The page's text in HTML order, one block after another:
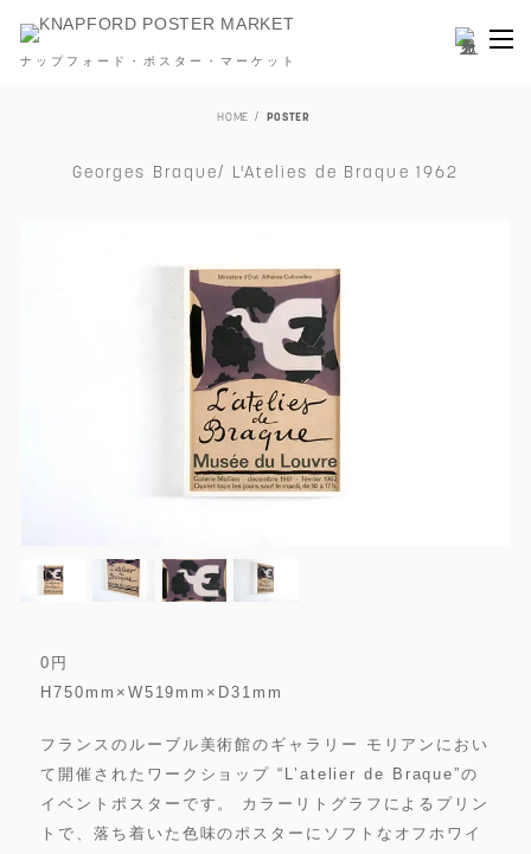
ナップフォード・ポスター・マーケット
HOME POSTER
Georges Braque/ L'Atelies de Braque 1962
0 円
H750mm×W519mm×D31mm
フランスのルーブル美術館のギャラリー モリアンにおい
て開催されたワークショップ “L’atelier de Braque”の
イベントポスターです。 カラーリトグラフによるプリン
トで、落ち着いた色味のポスターにソフトなオフホワイ